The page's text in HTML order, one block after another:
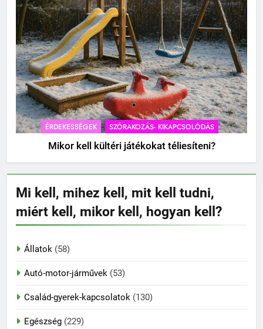
ÉRDEKESSÉGEK SZÓRAKOZÁS- KIKAPCSOLÓDÁS
Mikor kell kültéri játékokat téliesíteni?
Mi kell, mihez kell, mit kell tudni,
miért kell, mikor kell, hogyan kell?
Állatok (58)
Autó-motor-járművek (53)
Család-gyerek-kapcsolatok (130)
Egészség (229)